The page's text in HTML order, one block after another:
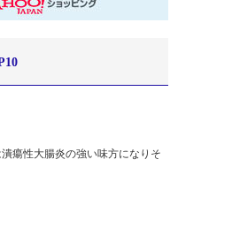
潰瘍性大腸炎の強い味方になりそ